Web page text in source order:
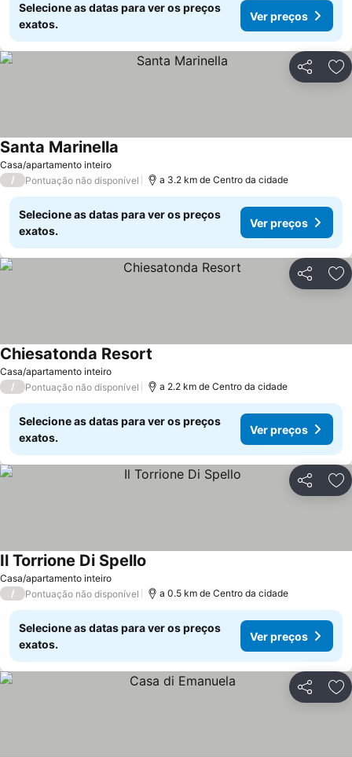
Selecione as datas para ver os preços
exatos.
Ver preços
Partilhar
Casa/apartamento inteiro
Santa Marinella
/ Pontuação não disponível a 3.2 km de Centro da cidade
Selecione as datas para ver os preços
exatos.
Ver preços
Partilhar
Casa/apartamento inteiro
Chiesatonda Resort
/ Pontuação não disponível a 2.2 km de Centro da cidade
Selecione as datas para ver os preços
exatos.
Ver preços
Partilhar
Casa/apartamento inteiro
Il Torrione Di Spello
/ Pontuação não disponível a 0.5 km de Centro da cidade
Selecione as datas para ver os preços
exatos.
Ver preços
Partilhar